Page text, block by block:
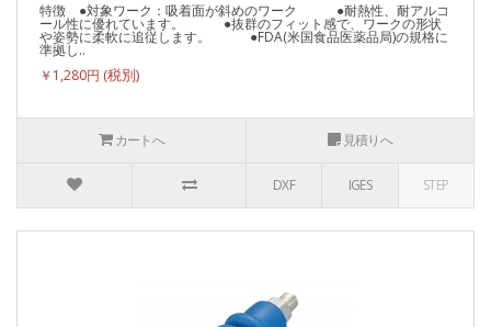
特徴 ●対象ワーク：吸着面が斜めのワーク ●耐熱性、耐アルコ
ール性に優れています。 ●抜群のフィット感で、ワークの形状
や姿勢に柔軟に追従します。 ●FDA(米国食品医薬品局)の規格に
準拠し..
￥1,280円
カートへ 見積りへ
DXF IGES STEP